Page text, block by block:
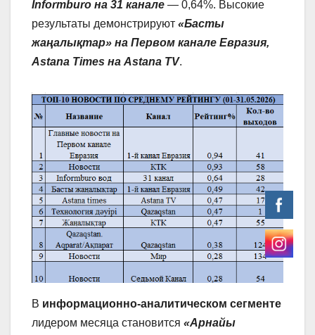
Informburo на 31 канале — 0,64%. Высокие
результаты демонстрируют «Басты
жаңалықтар» на Первом канале Евразия,
Astana Times на Astana TV.
В информационно-аналитическом сегменте
лидером месяца становится «Арнайы